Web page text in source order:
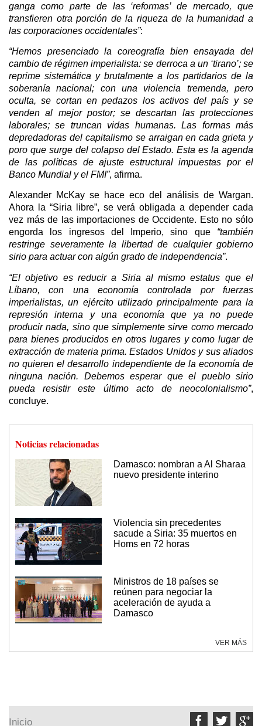
ganga como parte de las ‘reformas’ de mercado, que
transfieren otra porción de la riqueza de la humanidad a
las corporaciones occidentales”:
“Hemos presenciado la coreografía bien ensayada del
cambio de régimen imperialista: se derroca a un ‘tirano’; se
reprime sistemática y brutalmente a los partidarios de la
soberanía nacional; con una violencia tremenda, pero
oculta, se cortan en pedazos los activos del país y se
venden al mejor postor; se descartan las protecciones
laborales; se truncan vidas humanas. Las formas más
depredadoras del capitalismo se arraigan en cada grieta y
poro que surge del colapso del Estado. Esta es la agenda
de las políticas de ajuste estructural impuestas por el
Banco Mundial y el FMI”, afirma.
Alexander McKay se hace eco del análisis de Wargan.
Ahora la “Siria libre”, se verá obligada a depender cada
vez más de las importaciones de Occidente. Esto no sólo
engorda los ingresos del Imperio, sino que “también
restringe severamente la libertad de cualquier gobierno
sirio para actuar con algún grado de independencia”.
“El objetivo es reducir a Siria al mismo estatus que el
Líbano, con una economía controlada por fuerzas
imperialistas, un ejército utilizado principalmente para la
represión interna y una economía que ya no puede
producir nada, sino que simplemente sirve como mercado
para bienes producidos en otros lugares y como lugar de
extracción de materia prima. Estados Unidos y sus aliados
no quieren el desarrollo independiente de la economía de
ninguna nación. Debemos esperar que el pueblo sirio
pueda resistir este último acto de neocolonialismo”,
concluye.
Noticias relacionadas
Damasco: nombran a Al Sharaa
nuevo presidente interino
Violencia sin precedentes
sacude a Siria: 35 muertos en
Homs en 72 horas
Ministros de 18 países se
reúnen para negociar la
aceleración de ayuda a
Damasco
VER MÁS
  
Inicio